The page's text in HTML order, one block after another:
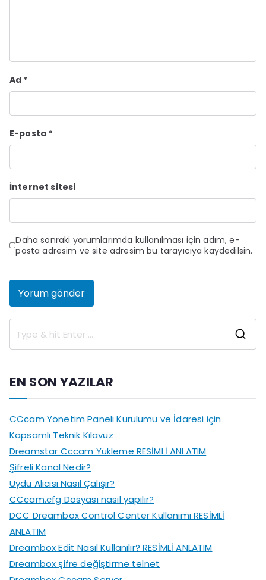
Ad *
E-posta *
İnternet sitesi
Daha sonraki yorumlarımda kullanılması için adım, e-
posta adresim ve site adresim bu tarayıcıya kaydedilsin.
EN SON YAZILAR
CCcam Yönetim Paneli Kurulumu ve İdaresi için
Kapsamlı Teknik Kılavuz
Dreamstar Cccam Yükleme RESİMLİ ANLATIM
Şifreli Kanal Nedir?
Uydu Alıcısı Nasıl Çalışır?
CCcam.cfg Dosyası nasıl yapılır?
DCC Dreambox Control Center Kullanımı RESİMLİ
ANLATIM
Dreambox Edit Nasıl Kullanılır? RESİMLİ ANLATIM
Dreambox şifre değiştirme telnet